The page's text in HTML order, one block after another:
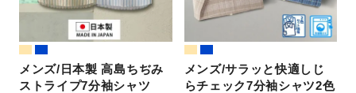
メンズ/日本製 高島ちぢみ
ストライプ7分袖シャツ
メンズ/サラッと快適しじ
らチェック7分袖シャツ2色